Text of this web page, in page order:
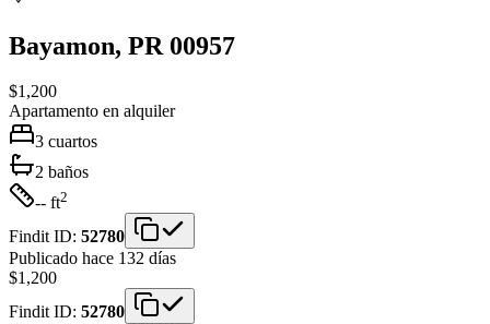
Bayamon, PR 00957
$1,200
Apartamento en alquiler
3 cuartos
2 baños
-- ft2
Findit ID: 52780
Publicado hace 132 días
$1,200
Findit ID: 52780